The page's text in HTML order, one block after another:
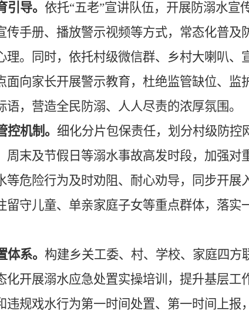
导。 依托“五老”宣讲队伍，开展防溺水宣
传手册、播放警示视频等方式，常态化普及
理。同时，依托村级微信群、乡村大喇叭、
面向家长开展警示教育，杜绝监管缺位、
，营造全民防溺、人人尽责的浓厚氛围。
机制。 细化分片包保责任，划分村级防控
周末及节假日等溺水事故高发时段，加强对
等危险行为及时劝阻、耐心劝导，同步开
留守儿童、单亲家庭子女等重点群体，落
系。 构建乡关工委、村、学校、家庭四方
化开展溺水应急处置实操培训，提升基层
规戏水行为第一时间处置、第一时间上报